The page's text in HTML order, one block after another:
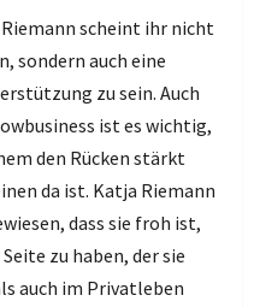
scheint ihr nicht
sondern auch eine
zu sein. Auch
ist es wichtig,
den Rücken stärkt
da ist. Katja Riemann
dass sie froh ist,
zu haben, der sie
auch im Privatleben